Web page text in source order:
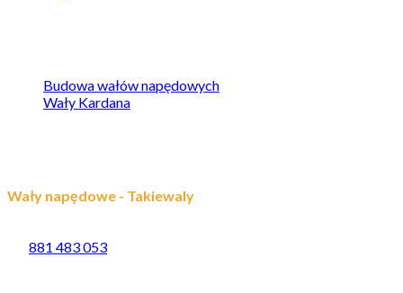
Budowa wałów napędowych
Wały Kardana
Wały napędowe - Takiewaly
881 483 053